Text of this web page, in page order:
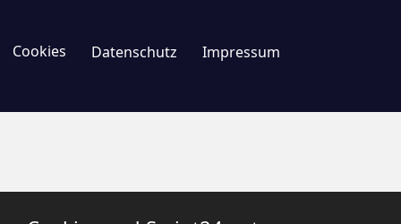
Cookies Datenschutz Impressum